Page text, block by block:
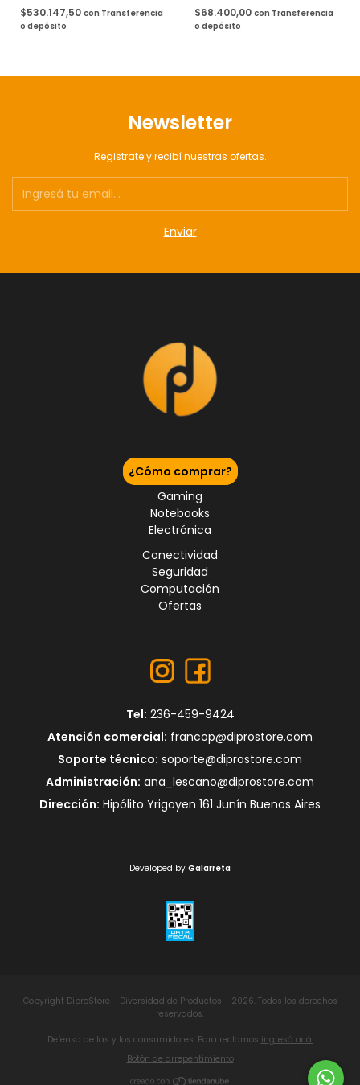
$530.147,50 con Transferencia
o depósito
$68.400,00 con Transferencia
o depósito
Newsletter
Registrate y recibí nuestras ofertas.
¿Cómo comprar?
Gaming
Notebooks
Electrónica
Conectividad
Seguridad
Computación
Ofertas
Tel: 236-459-9424
Atención comercial: francop@diprostore.com
Soporte técnico: soporte@diprostore.com
Administración: ana_lescano@diprostore.com
Dirección: Hipólito Yrigoyen 161 Junín Buenos Aires
Developed by Galarreta
Copyright DiproStore - Diversidad de Productos - 2026. Todos los derechos
reservados.
Defensa de las y los consumidores. Para reclamos ingresá acá.
Botón de arrepentimiento